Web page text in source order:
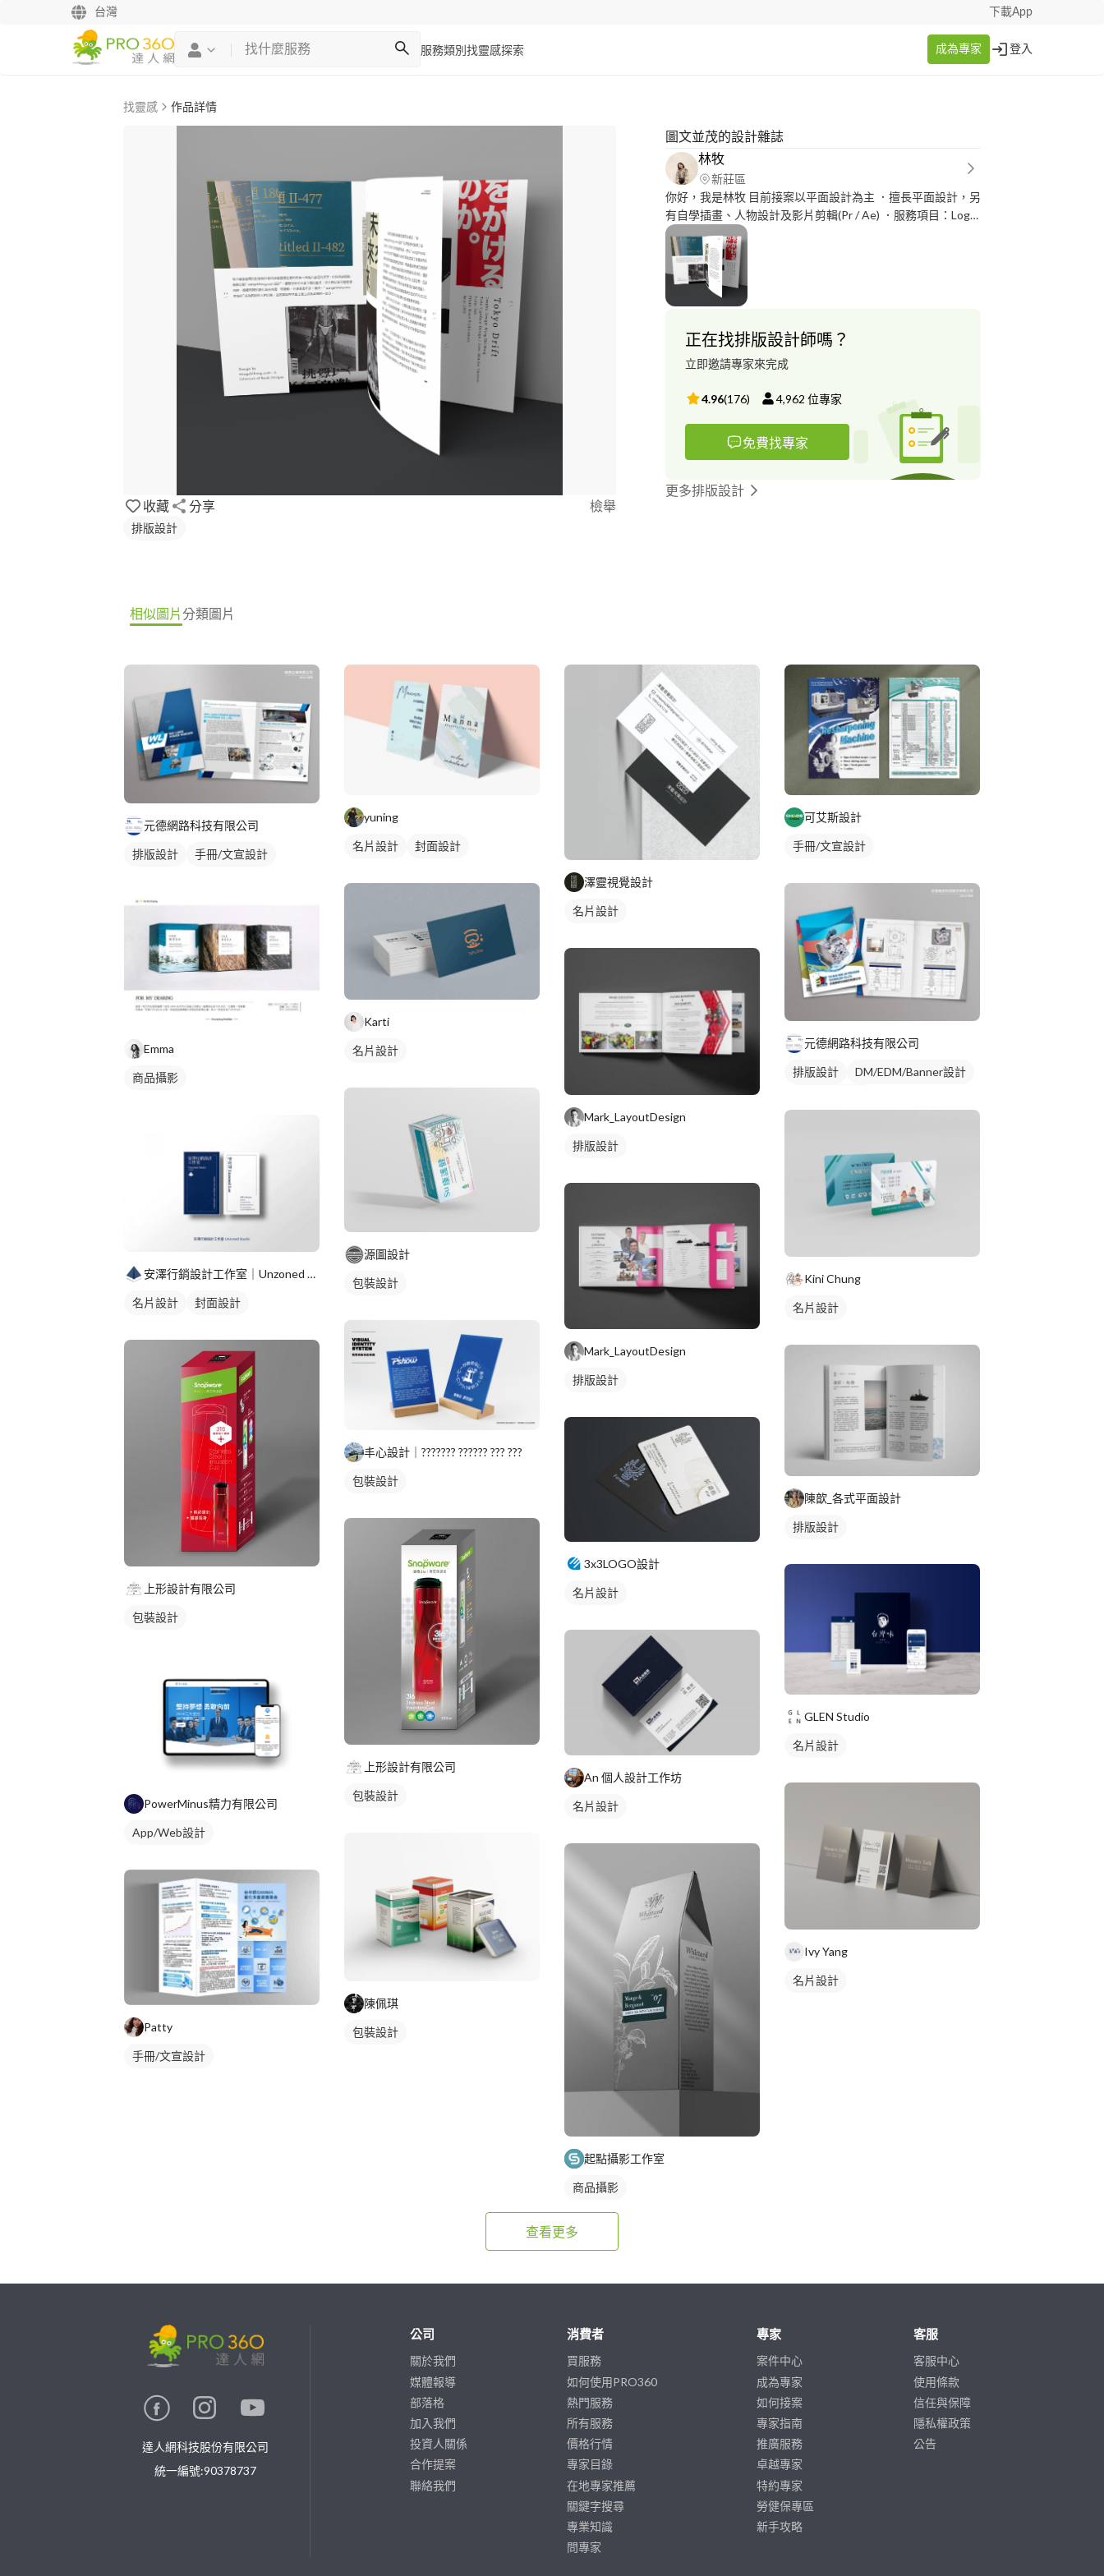
台灣 下載App
服務類別 找靈感探索 成為專家 登入
找靈感 作品詳情
收藏 分享 檢舉
排版設計
圖文並茂的設計雜誌
林牧
新莊區
你好，我是林牧 目前接案以平面設計為主 ．擅長平面設計，另
有自學插畫、人物設計及影片剪輯(Pr / Ae) ．服務項目：Logo
商標設計 / 海報設計 / 名片設計 / 菜單DM設計 / 卡片設計 / 書
正在找排版設計師嗎？
立即邀請專家來完成
4.96(176) 4,962 位專家
免費找專家
更多排版設計
相似圖片分類圖片
元德網路科技有限公司
排版設計 手冊/文宣設計
Emma
商品攝影
安澤行銷設計工作室｜Unzoned Studio
名片設計 封面設計
上形設計有限公司
包裝設計
PowerMinus精力有限公司
App/Web設計
Patty
手冊/文宣設計
yuning
名片設計 封面設計
Karti
名片設計
源圖設計
包裝設計
丰心設計｜??????? ?????? ??? ???
包裝設計
上形設計有限公司
包裝設計
陳佩琪
包裝設計
澤靈視覺設計
名片設計
Mark_LayoutDesign
排版設計
Mark_LayoutDesign
排版設計
3x3LOGO設計
名片設計
An 個人設計工作坊
名片設計
起點攝影工作室
商品攝影
可艾斯設計
手冊/文宣設計
元德網路科技有限公司
排版設計
DM/EDM/Banner設計
Kini Chung
名片設計
陳歆_各式平面設計
排版設計
GLEN Studio
名片設計
Ivy Yang
名片設計
查看更多
達人網科技股份有限公司
統一編號:90378737
公司
關於我們
媒體報導
部落格
加入我們
投資人關係
合作提案
聯絡我們
消費者
買服務
如何使用PRO360
熱門服務
所有服務
價格行情
專家目錄
在地專家推薦
關鍵字搜尋
專業知識
問專家
專家
案件中心
成為專家
如何接案
專家指南
推廣服務
卓越專家
特約專家
勞健保專區
新手攻略
客服
客服中心
使用條款
信任與保障
隱私權政策
公告